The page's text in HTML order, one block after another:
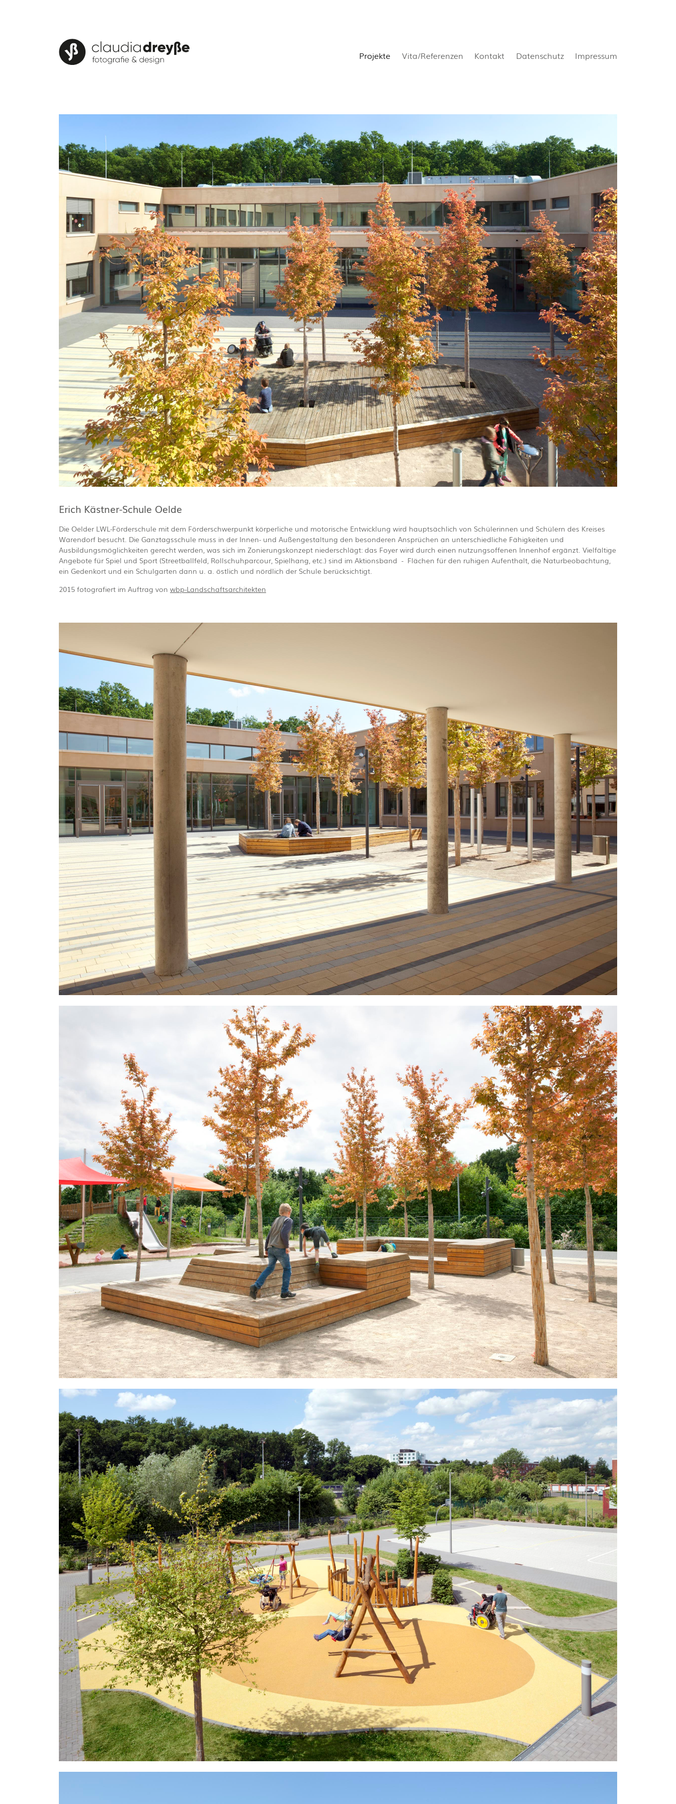
Projekte Vita/Referenzen Kontakt Datenschutz Impressum
Erich Kästner-Schule Oelde
Die Oelder LWL-Förderschule mit dem Förderschwerpunkt körperliche und motorische Entwicklung wird hauptsächlich von Schülerinnen und Schülern des Kreises
Warendorf besucht. Die Ganztagsschule muss in der Innen- und Außengestaltung den besonderen Ansprüchen an unterschiedliche Fähigkeiten und
Ausbildungsmöglichkeiten gerecht werden, was sich im Zonierungskonzept niederschlägt: das Foyer wird durch einen nutzungsoffenen Innenhof ergänzt. Vielfältige
Angebote für Spiel und Sport (Streetballfeld, Rollschuhparcour, Spielhang, etc.) sind im Aktionsband - Flächen für den ruhigen Aufenthalt, die Naturbeobachtung,
ein Gedenkort und ein Schulgarten dann u. a. östlich und nördlich der Schule berücksichtigt.
2015 fotografiert im Auftrag von wbp-Landschaftsarchitekten